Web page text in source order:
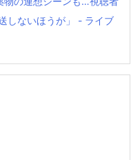
しないほうが」 - ライブ